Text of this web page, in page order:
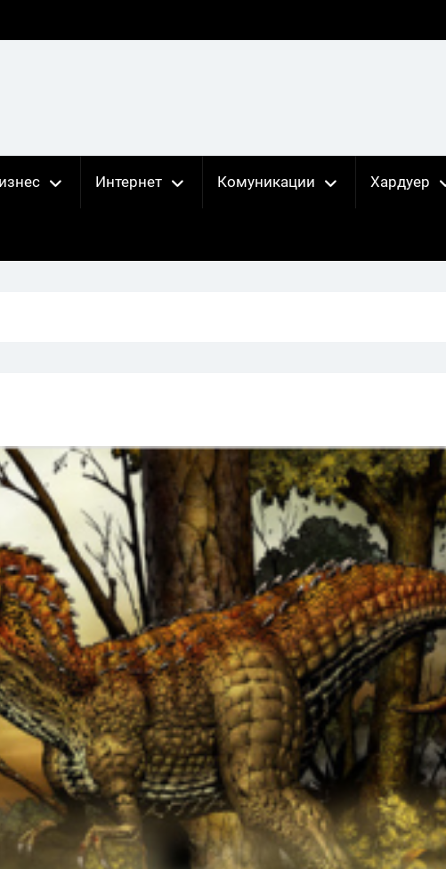
Интернет Комуникации Хардуер